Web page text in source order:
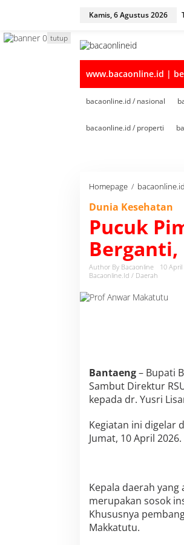
Kamis, 6 Agustus 2026
www.bacaonline.id |
bacaonline.id / nasional
bacaonline.id / properti
tutup
Homepage /
Dunia Kesehatan
Pucuk
Berganti,
Author By Bacaonline
10 April
Bacaonline.id / Daerah
Bantaeng– Bupati
Sambut Direktur
kepada dr. Yusri
Kegiatan ini digelar
Jumat, 10 April 2026.
Kepala daerah
merupakan sosok
Khususnya
Makkatutu.